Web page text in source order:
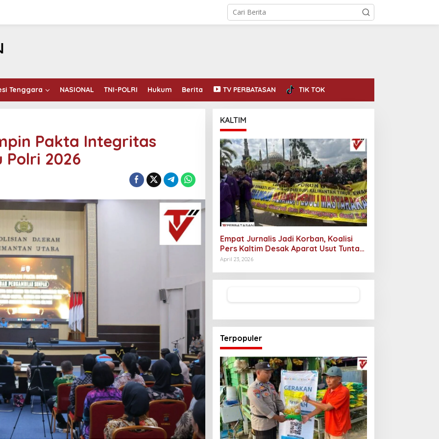
Tenggara NASIONAL TNI-POLRI Hukum Berita TV PERBATASAN TIK TOK
Pakta Integritas
Polri 2026
KALTIM
Empat Jurnalis Jadi Korban, Koalisi
Pers Kaltim Desak Aparat Usut Tuntas
Pelaku Intimidasi
April 23, 2026
Terpopuler